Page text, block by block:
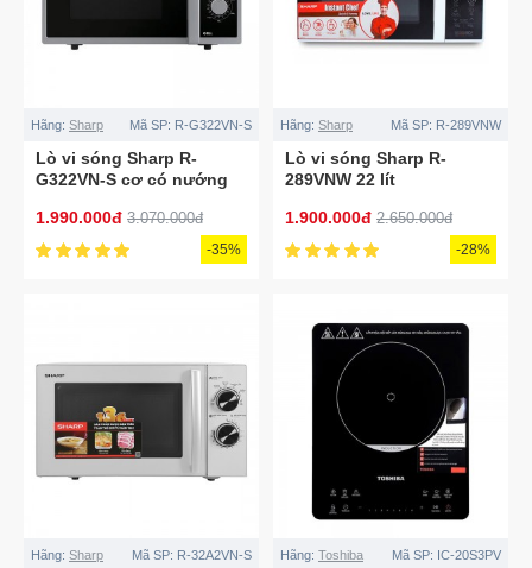
Hãng: Sharp Mã SP: R-G322VN-S
Lò vi sóng Sharp R-
G322VN-S cơ có nướng
1.990.000đ 3.070.000đ
-35%
Hãng: Sharp Mã SP: R-289VNW
Lò vi sóng Sharp R-
289VNW 22 lít
1.900.000đ 2.650.000đ
-28%
Hãng: Sharp Mã SP: R-32A2VN-S Hãng: Toshiba Mã SP: IC-20S3PV